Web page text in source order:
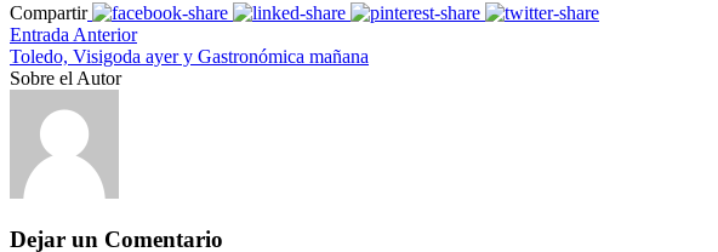
Compartir
Entrada Anterior
Toledo, Visigoda ayer y Gastronómica mañana
Sobre el Autor
Dejar un Comentario